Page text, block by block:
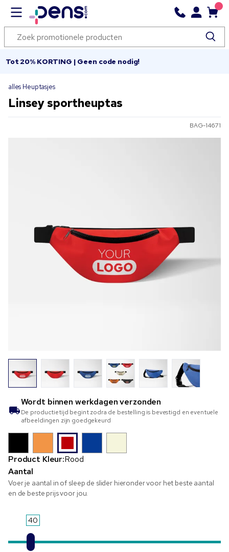
Tot 20% KORTING | Geen code nodig!
alles Heuptasjes
Linsey sportheuptas
BAG-14671
Wordt binnen werkdagen verzonden
De productietijd begint zodra de bestelling is bevestigd en eventuele
afbeeldingen zijn goedgekeurd
Product Kleur:Rood
Aantal
Voer je aantal in of sleep de slider hieronder voor het beste aantal
en de beste prijs voor jou.
40